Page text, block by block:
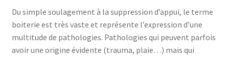
Du simple soulagement à la suppression d’appui, le terme
boiterie est très vaste et représente l’expression d’une
multitude de pathologies. Pathologies qui peuvent parfois
avoir une origine évidente (trauma, plaie…) mais qui